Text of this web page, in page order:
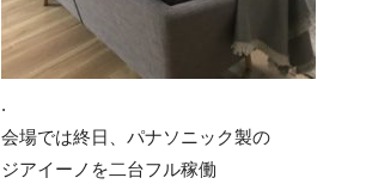
.
会場では終日、パナソニック製の
ジアイーノを二台フル稼働